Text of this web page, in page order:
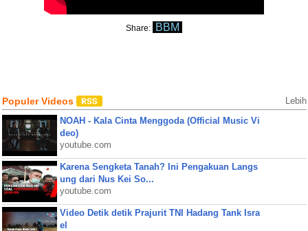
Share: BBM
Populer Videos Lebih
NOAH - Kala Cinta Menggoda (Official Music Vi
deo)
youtube.com
Karena Sengketa Tanah? Ini Pengakuan Langs
ung dari Nus Kei So...
youtube.com
Video Detik detik Prajurit TNI Hadang Tank Isra
el